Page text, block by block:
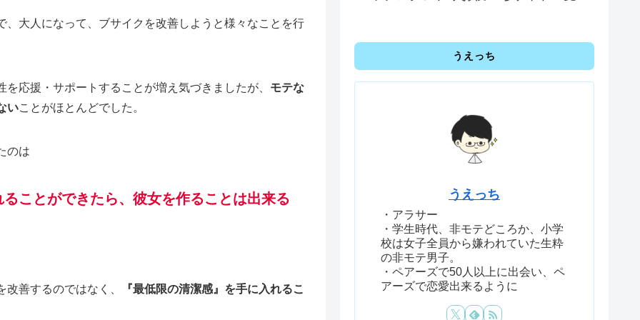
大人になって、ブサイクを改善しようと様々なことを行
応援・サポートすることが増え気づきましたが、 モテな
いことがほとんどでした。
のは
ことができたら、彼女を作ることは出来る
善するのではなく、 『最低限の清潔感』を手に入れるこ
うえっち
うえっち
・アラサー
・学生時代、非モテどころか、小学
校は女子全員から嫌われていた生粋
の非モテ男子。
・ペアーズで50人以上に出会い、ペ
アーズで恋愛出来るように